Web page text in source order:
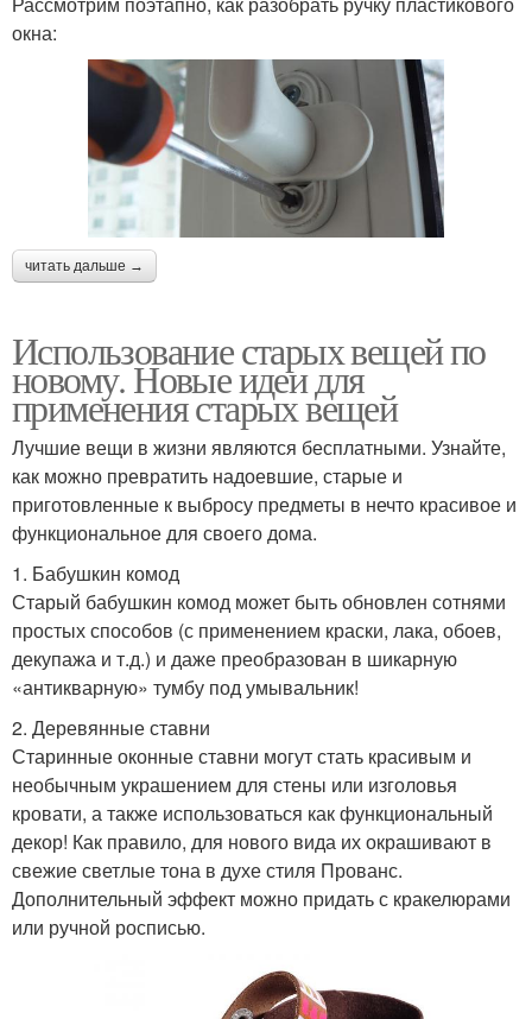
окна:
читать дальше →
Использование старых вещей по
новому. Новые идеи для
применения старых вещей
Лучшие вещи в жизни являются бесплатными. Узнайте,
как можно превратить надоевшие, старые и
приготовленные к выбросу предметы в нечто красивое и
функциональное для своего дома.
1. Бабушкин комод
Старый бабушкин комод может быть обновлен сотнями
простых способов (с применением краски, лака, обоев,
декупажа и т.д.) и даже преобразован в шикарную
«антикварную» тумбу под умывальник!
2. Деревянные ставни
Старинные оконные ставни могут стать красивым и
необычным украшением для стены или изголовья
кровати, а также использоваться как функциональный
декор! Как правило, для нового вида их окрашивают в
свежие светлые тона в духе стиля Прованс.
Дополнительный эффект можно придать с кракелюрами
или ручной росписью.